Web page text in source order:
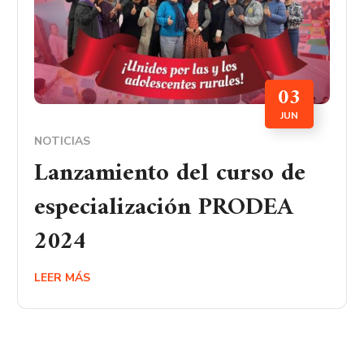
03
JUN
NOTICIAS
Lanzamiento del curso de
especialización PRODEA
2024
LEER MÁS